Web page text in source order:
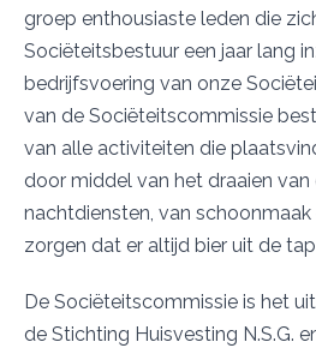
groep enthousiaste leden die
Sociëteitsbestuur een jaar lang
bedrijfsvoering van onze
van de Sociëteitscommissie
van alle activiteiten die
door middel van het draaien van
nachtdiensten, van
zorgen dat er altijd bier uit de
​De Sociëteitscommissie is het
de Stichting Huisvesting N.S.G.